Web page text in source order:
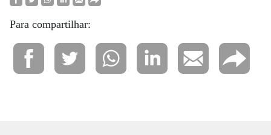
Para compartilhar: